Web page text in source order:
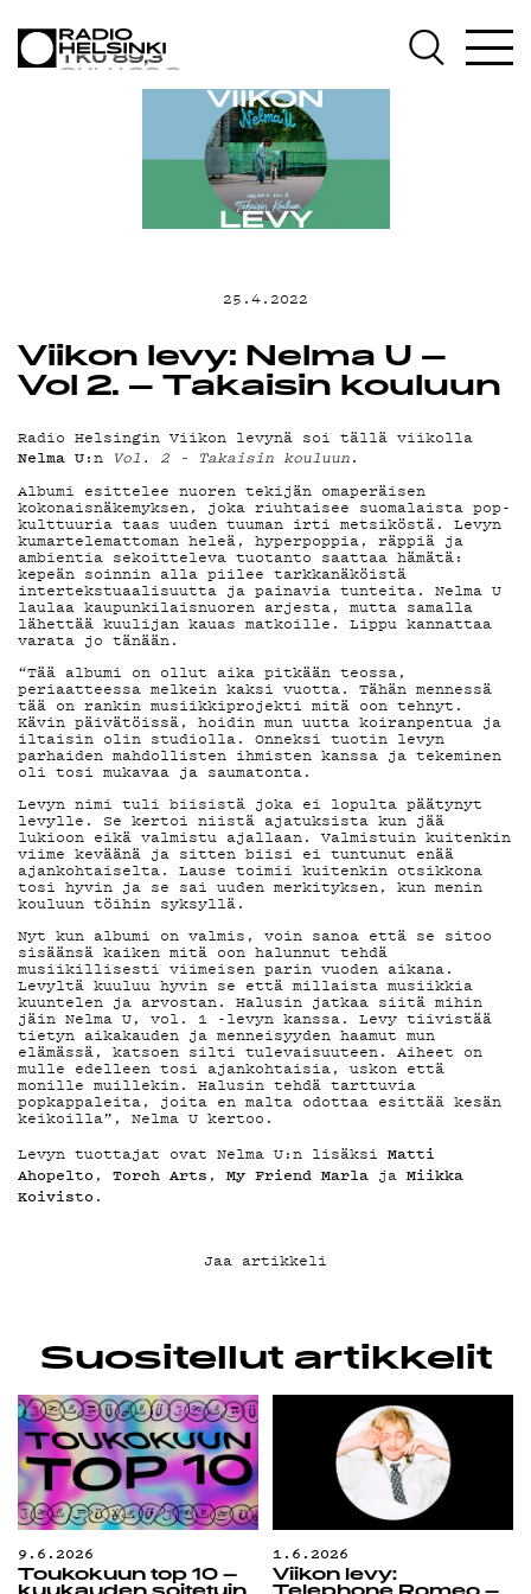
OHJELMAT
TEKIJÄT
ON-DEMAND
PODCAST
MAINOSTA
G LIVELAB
TIETOSUOJA
KIRJAUDU SISÄÄN
25.4.2022
Viikon levy: Nelma U –
Vol 2. – Takaisin kouluun
Radio Helsingin Viikon levynä soi tällä viikolla
Nelma U:n Vol. 2 – Takaisin kouluun.
Albumi esittelee nuoren tekijän omaperäisen
kokonaisnäkemyksen, joka riuhtaisee suomalaista pop-
kulttuuria taas uuden tuuman irti metsiköstä. Levyn
kumartelemattoman heleä, hyperpoppia, räppiä ja
ambientia sekoitteleva tuotanto saattaa hämätä:
kepeän soinnin alla piilee tarkkanäköistä
intertekstuaalisuutta ja painavia tunteita. Nelma U
laulaa kaupunkilaisnuoren arjesta, mutta samalla
lähettää kuulijan kauas matkoille. Lippu kannattaa
varata jo tänään.
“Tää albumi on ollut aika pitkään teossa,
periaatteessa melkein kaksi vuotta. Tähän mennessä
tää on rankin musiikkiprojekti mitä oon tehnyt.
Kävin päivätöissä, hoidin mun uutta koiranpentua ja
iltaisin olin studiolla. Onneksi tuotin levyn
parhaiden mahdollisten ihmisten kanssa ja tekeminen
oli tosi mukavaa ja saumatonta.
Levyn nimi tuli biisistä joka ei lopulta päätynyt
levylle. Se kertoi niistä ajatuksista kun jää
lukioon eikä valmistu ajallaan. Valmistuin kuitenkin
viime keväänä ja sitten biisi ei tuntunut enää
ajankohtaiselta. Lause toimii kuitenkin otsikkona
tosi hyvin ja se sai uuden merkityksen, kun menin
kouluun töihin syksyllä.
Nyt kun albumi on valmis, voin sanoa että se sitoo
sisäänsä kaiken mitä oon halunnut tehdä
musiikillisesti viimeisen parin vuoden aikana.
Levyltä kuuluu hyvin se että millaista musiikkia
kuuntelen ja arvostan. Halusin jatkaa siitä mihin
jäin Nelma U, vol. 1 -levyn kanssa. Levy tiivistää
tietyn aikakauden ja menneisyyden haamut mun
elämässä, katsoen silti tulevaisuuteen. Aiheet on
mulle edelleen tosi ajankohtaisia, uskon että
monille muillekin. Halusin tehdä tarttuvia
popkappaleita, joita en malta odottaa esittää kesän
keikoilla”, Nelma U kertoo.
Levyn tuottajat ovat Nelma U:n lisäksi Matti
Ahopelto , Torch Arts , My Friend Marla ja Miikka
Koivisto .
Jaa artikkeli
Suositellut artikkelit
9.6.2026
Toukokuun top 10 –
1.6.2026
Viikon levy: